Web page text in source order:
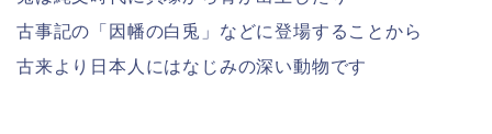
古事記の「因幡の白兎」などに登場することから
古来より日本人にはなじみの深い動物です